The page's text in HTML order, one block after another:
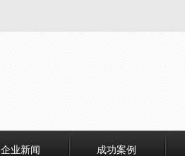
企业新闻 成功案例